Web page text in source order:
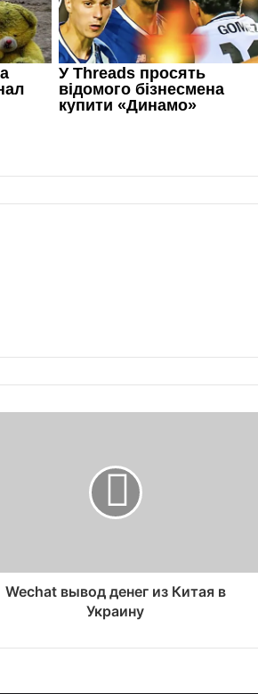
Wechat вывод денег из Китая в
Украину